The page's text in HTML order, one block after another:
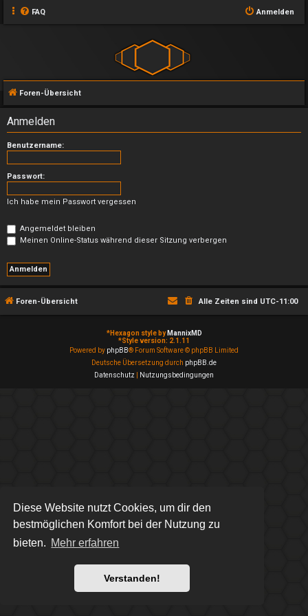
Diese Website nutzt Cookies, um dir den
bestmöglichen Komfort bei der Nutzung zu
bieten. Mehr erfahren
Verstanden!
FAQ Anmelden
Foren-Übersicht
Anmelden
Benutzername:
Passwort:
Ich habe mein Passwort vergessen
Angemeldet bleiben
Meinen Online-Status während dieser Sitzung verbergen
Foren-Übersicht Alle Zeiten sind UTC-11:00
*Hexagon style by MannixMD
*Style version: 2.1.11
Powered by phpBB® Forum Software © phpBB Limited
Deutsche Übersetzung durch phpBB.de
Datenschutz
Nutzungsbedingungen